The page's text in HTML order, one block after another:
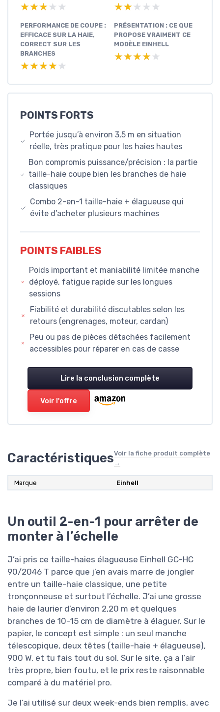
★★★★★
★★★★★ ★★★★★
★★★★★
PERFORMANCE DE COUPE :
EFFICACE SUR LA HAIE,
CORRECT SUR LES
BRANCHES
★★★★★
★★★★★
PRÉSENTATION : CE QUE
PROPOSE VRAIMENT CE
MODÈLE EINHELL
★★★★★
★★★★★
POINTS FORTS
Portée jusqu’à environ 3,5 m en situation
réelle, très pratique pour les haies hautes
Bon compromis puissance/précision : la partie
taille-haie coupe bien les branches de haie
classiques
Combo 2-en-1 taille-haie + élagueuse qui
évite d’acheter plusieurs machines
POINTS FAIBLES
Poids important et maniabilité limitée manche
déployé, fatigue rapide sur les longues
sessions
Fiabilité et durabilité discutables selon les
retours (engrenages, moteur, cardan)
Peu ou pas de pièces détachées facilement
accessibles pour réparer en cas de casse
Lire la conclusion complète
Voir l'offre
CaractéristiquesVoir la fiche produit complète
→
Marque Einhell
Un outil 2-en-1 pour arrêter de
monter à l’échelle
J’ai pris ce taille-haies élagueuse Einhell GC-HC
90/2046 T parce que j’en avais marre de jongler
entre un taille-haie classique, une petite
tronçonneuse et surtout l’échelle. J’ai une grosse
haie de laurier d’environ 2,20 m et quelques
branches de 10–15 cm de diamètre à élaguer. Sur le
papier, le concept est simple : un seul manche
télescopique, deux têtes (taille-haie + élagueuse),
900 W, et tu fais tout du sol. Sur le site, ça a l’air
très propre, bien foutu, et le prix reste raisonnable
comparé à du matériel pro.
Je l’ai utilisé sur deux week-ends bien remplis, avec